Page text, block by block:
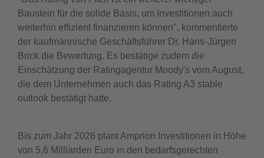
Baustein für die solide Basis, um Investitionen auch
weiterhin effizient finanzieren können", kommentierte
der kaufmännische Geschäftsführer Dr. Hans-Jürgen
Brick die Bewertung. Es bestätige zudem die
Einschätzung der Ratingagentur Moody's vom August,
die dem Unternehmen auch das Rating A3 stable
outlook bestätigt hatte.
Bis zum Jahr 2026 plant Amprion Investitionen in Höhe
von 5,6 Milliarden Euro in den bedarfsgerechten